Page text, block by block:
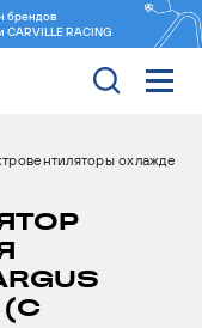
брендов
CARVILLE RACING
охлажде
(С